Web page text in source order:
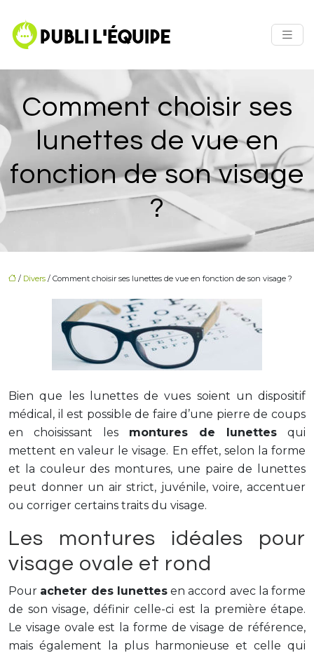
Comment choisir ses
lunettes de vue en
fonction de son visage
?
/ Divers / Comment choisir ses lunettes de vue en fonction de son visage ?
Bien que les lunettes de vues soient un dispositif
médical, il est possible de faire d’une pierre de coups
en choisissant les montures de lunettes qui
mettent en valeur le visage. En effet, selon la forme
et la couleur des montures, une paire de lunettes
peut donner un air strict, juvénile, voire, accentuer
ou corriger certains traits du visage.
Les montures idéales pour
visage ovale et rond
Pour acheter des lunettesen accord avec la forme
de son visage, définir celle-ci est la première étape.
Le visage ovale est la forme de visage de référence,
mais également la plus harmonieuse et celle qui